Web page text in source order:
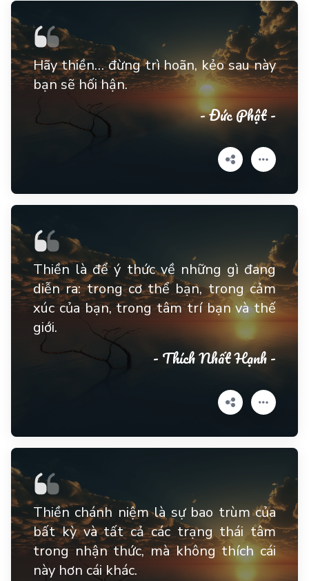
Hãy thiền… đừng trì hoãn, kẻo sau này
bạn sẽ hối hận.
- Đức Phật -
Thiền là để ý thức về những gì đang
diễn ra: trong cơ thể bạn, trong cảm
xúc của bạn, trong tâm trí bạn và thế
giới.
- Thích Nhất Hạnh -
Thiền chánh niệm là sự bao trùm của
bất kỳ và tất cả các trạng thái tâm
trong nhận thức, mà không thích cái
này hơn cái khác.